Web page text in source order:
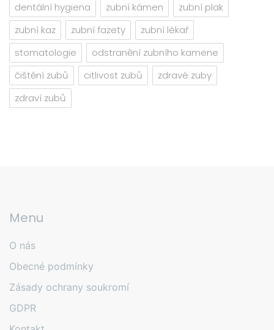
dentální hygiena
zubní kámen
zubní plak
zubní kaz
zubní fazety
zubní lékař
stomatologie
odstranění zubního kamene
čištění zubů
citlivost zubů
zdravé zuby
zdraví zubů
Menu
O nás
Obecné podmínky
Zásady ochrany soukromí
GDPR